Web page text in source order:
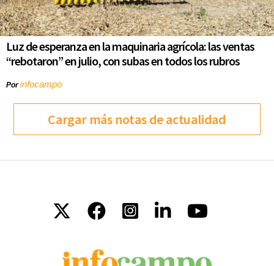
Luz de esperanza en la maquinaria agrícola: las ventas
“rebotaron” en julio, con subas en todos los rubros
Porinfocampo
Cargar más notas de actualidad